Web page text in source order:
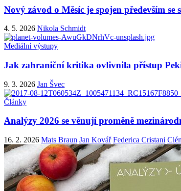
Nový závod o Měsíc je spojen především
4. 5. 2026 Nikola Schmidt
Mediální výstupy
Jak zahraniční kritika ovlivnila přístup
9. 3. 2026 Jan Švec
Články
Analýzy 2026 se věnují proměně
16. 2. 2026 Mats Braun Jan Kovář Federica Cristani